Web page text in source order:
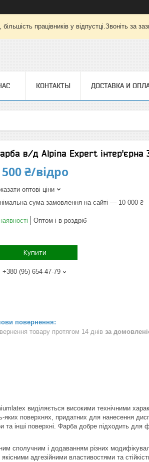
працівників у відпустці.Звоніть за
КОНТАКТЫ ДОСТАВКА И
в/д Alpina Expert інтер'єрна
₴/відро
оптові ціни
сума замовлення на сайті — 10 000 ₴
Оптом і в роздріб
Купити
+380 (95) 654-47-79
товару протягом 14 днів за
виділяється високими технічними
яких поверхнях, придатних для нанесення
та інші поверхні. Фарба добре підходить для
сполучним і додаванням різних
адгезійними властивостями та